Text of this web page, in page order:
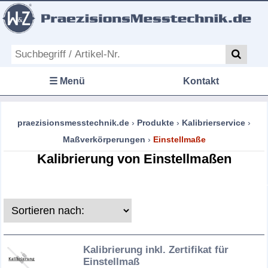
☰ Menü Kontakt
praezisionsmesstechnik.de › Produkte › Kalibrierservice ›
Maßverkörperungen › Einstellmaße
Kalibrierung von Einstellmaßen
Kalibrierung inkl. Zertifikat für
Einstellmaß